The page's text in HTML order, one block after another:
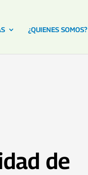
¿QUIENES SOMOS?
de